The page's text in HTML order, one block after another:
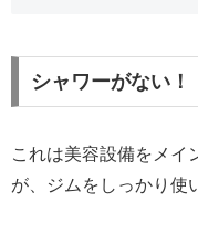
シャワーがない！
これは美容設備をメイ
が、ジムをしっかり使